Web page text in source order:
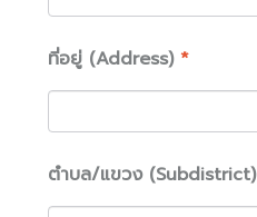
ที่อยู่ (Address) *
ตำบล/แขวง (Subdistrict)